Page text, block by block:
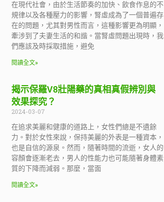
在現代社會，由於生活節奏的加快、飲食作息的不
規律以及各種壓力的影響，腎虛成為了一個普遍存
在的問題，尤其對男性而言，這種影響更為明顯，
牽涉到了夫妻生活的和諧。當腎虛問題出現時，我
們應該及時採取措施，避免
閱讀全文»
揭示保羅V8壯陽藥的真相真假辨別與
效果探究？
2024-03-07
在追求美麗和健康的道路上，女性們總是不遺餘
力。對於女性來說，保持美麗的外表是一種資本，
也是自信的源泉。然而，隨著時間的流逝，女人的
容顏會逐漸老去，男人的性能力也可能隨著身體素
質的下降而減弱。那麼，當面
閱讀全文»